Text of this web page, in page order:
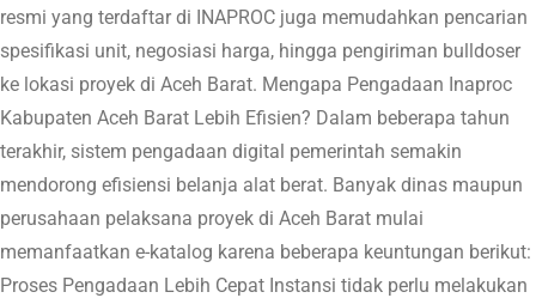
resmi yang terdaftar di INAPROC juga memudahkan pencarian
spesifikasi unit, negosiasi harga, hingga pengiriman bulldoser
ke lokasi proyek di Aceh Barat. Mengapa Pengadaan Inaproc
Kabupaten Aceh Barat Lebih Efisien? Dalam beberapa tahun
terakhir, sistem pengadaan digital pemerintah semakin
mendorong efisiensi belanja alat berat. Banyak dinas maupun
perusahaan pelaksana proyek di Aceh Barat mulai
memanfaatkan e-katalog karena beberapa keuntungan berikut:
Proses Pengadaan Lebih Cepat Instansi tidak perlu melakukan